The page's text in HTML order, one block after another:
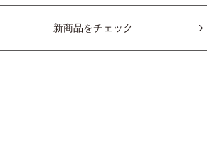
新商品をチェック